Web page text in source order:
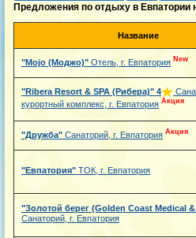
Предложения по отдыху в Евпатории
Название
"Mojo (Моджо)" Отель, г. Евпатория New
"Ribera Resort & SPA (Рибера)" 4
курортный комплекс, г. Евпатория Акция
"Дружба" Санаторий, г. Евпатория Акция
"Евпатория" ТОК, г. Евпатория
"Золотой берег (Golden Coast Medical &
Санаторий, г. Евпатория